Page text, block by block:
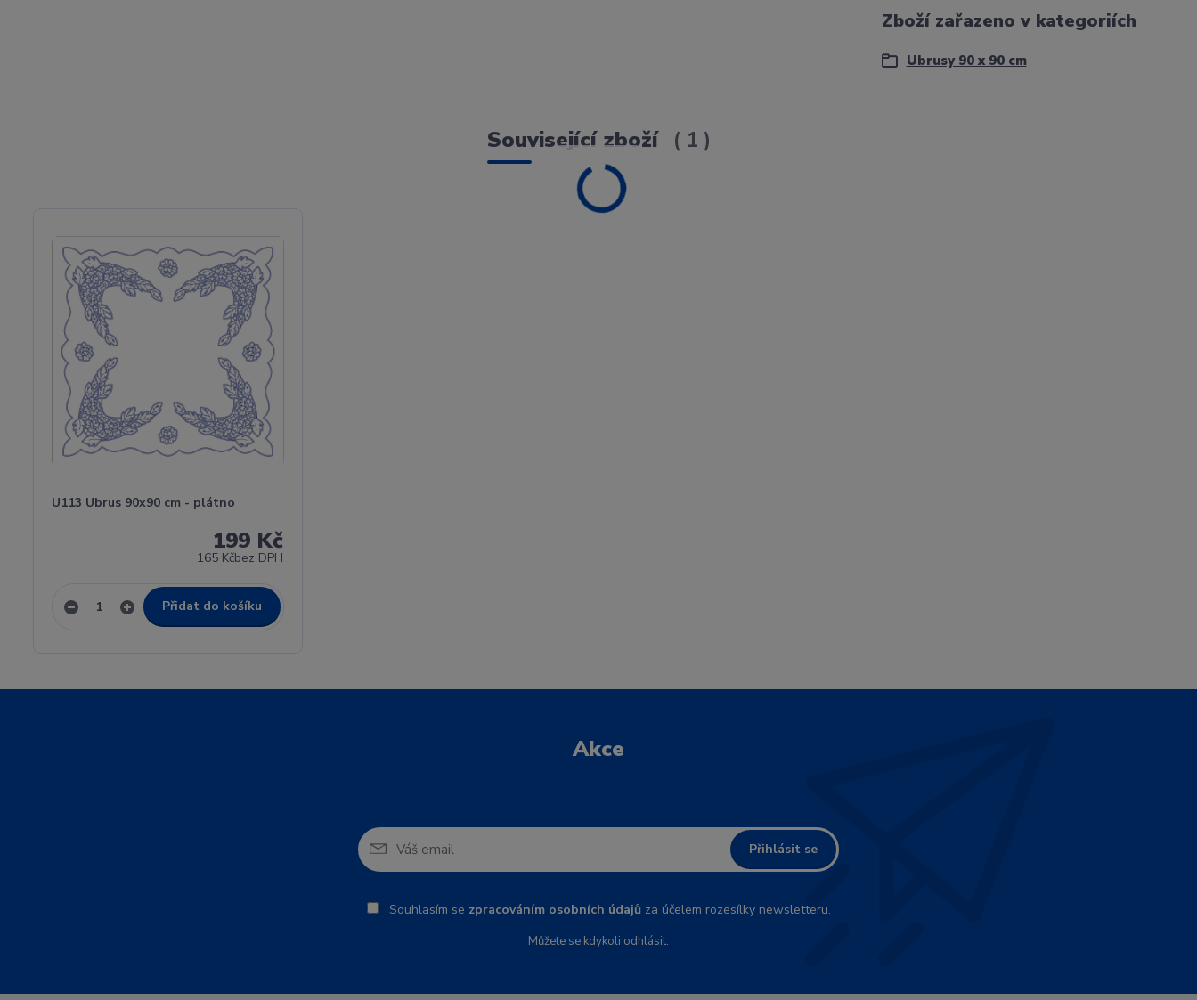
Zboží zařazeno v kategoriích
Ubrusy 90 x 90 cm
Související zboží 1
U113 Ubrus 90x90 cm - plátno
199 Kč
165 Kčbez DPH
Přidat do košíku
Akce
Přihlásit se
Souhlasím se zpracováním osobních údajůza účelem rozesílky newsletteru.
Můžete se kdykoli odhlásit.